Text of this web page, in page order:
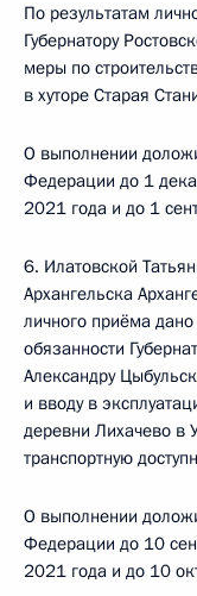
По результатам
Губернатору
меры по
в хуторе Старая
О выполнении
Федерации до 1
2021 года и до 1
6. Илатовской
Архангельска
личного приёма
обязанности
Александру
и вводу в
деревни Лихачево в
транспортную
О выполнении
Федерации до 10
2021 года и до 10